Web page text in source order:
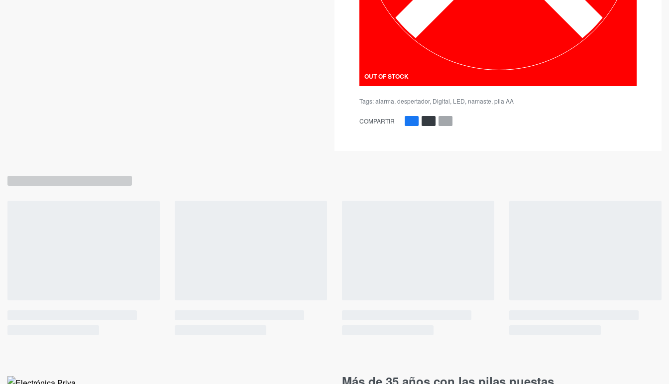
OUT OF STOCK
Tags:alarma, despertador, Digital, LED, namaste, pila AA
COMPARTIR